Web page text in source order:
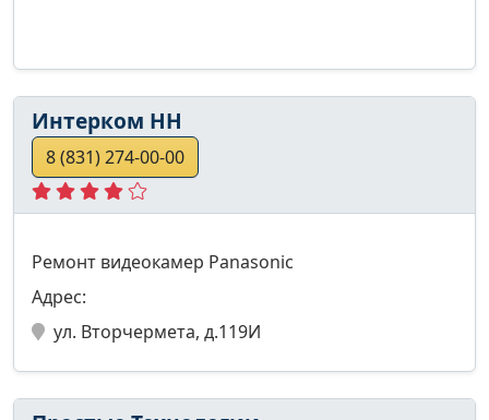
Интерком НН
8 (831) 274-00-00
Ремонт видеокамер Panasonic
Адрес:
ул. Вторчермета, д.119И